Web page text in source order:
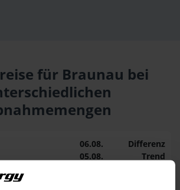
für Braunau bei
06.08.
05.08.
Differenz
Trend